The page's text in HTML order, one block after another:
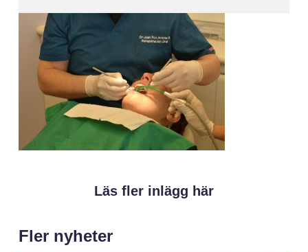
Läs fler inlägg här
Fler nyheter